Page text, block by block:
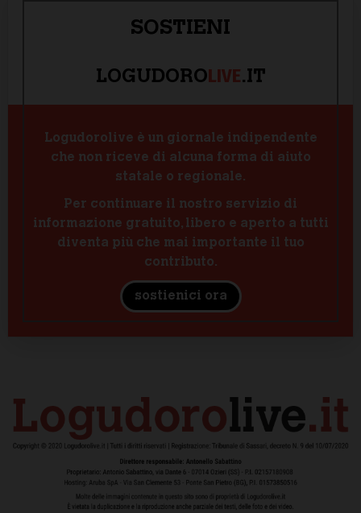
SOSTIENI
LOGUDOROLIVE.IT
Logudorolive è un giornale indipendente
che non riceve di alcuna forma di aiuto
statale o regionale.
Per continuare il nostro servizio di
informazione gratuito, libero e aperto a tutti
diventa più che mai importante il tuo
contributo.
sostienici ora